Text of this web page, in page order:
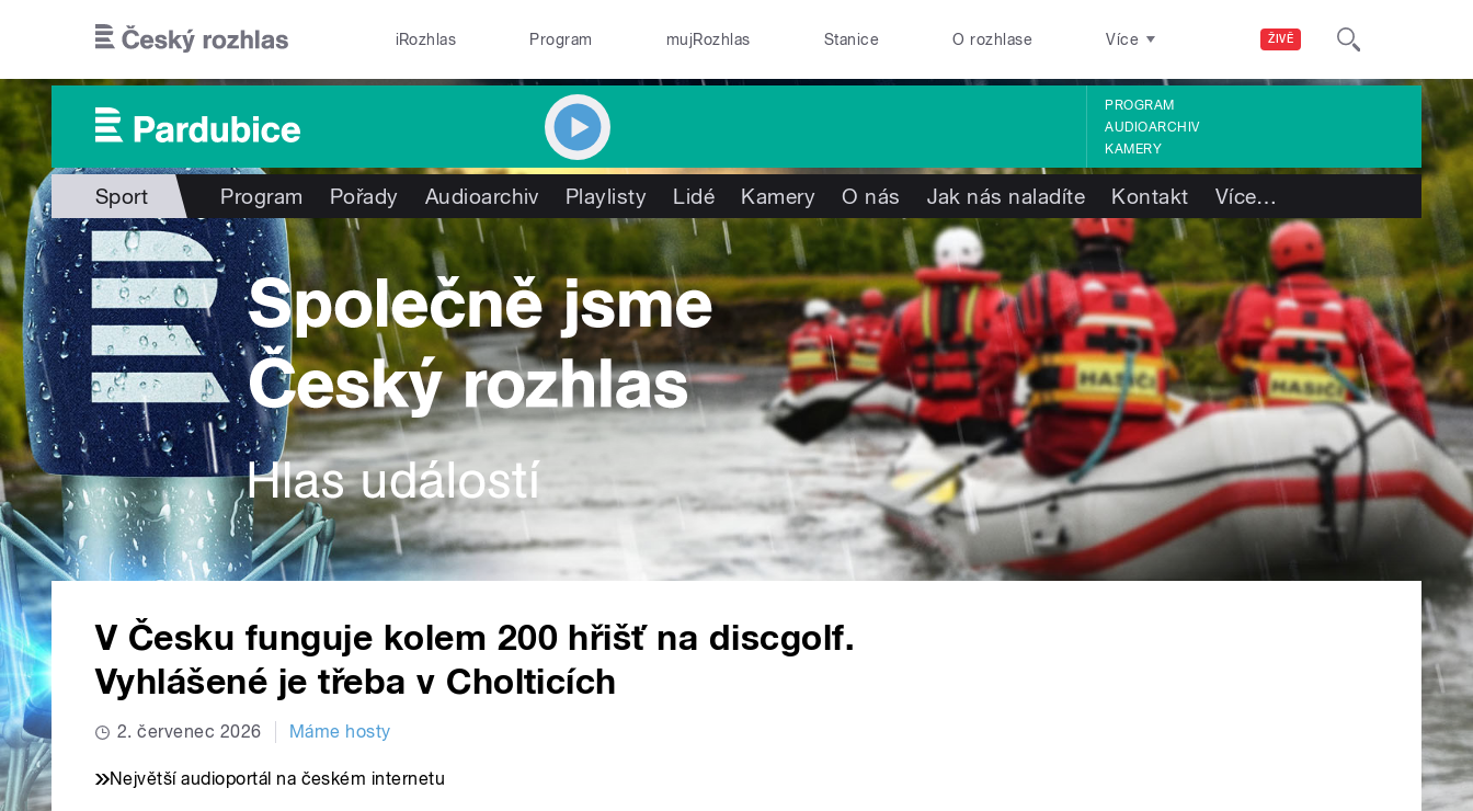
ŽIVĚ
iRozhlas Program mujRozhlas Stanice O rozhlase Více
PROGRAM
AUDIOARCHIV
KAMERY
Sport Program Pořady Audioarchiv Playlisty Lidé Kamery O nás Jak nás naladíte Kontakt Více…
V Česku funguje kolem 200 hřišť na discgolf.
Vyhlášené je třeba v Cholticích
2. červenec 2026 Máme hosty
Největší audioportál na českém internetu